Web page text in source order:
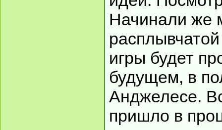
Начинали же
игры будет
будущем, в
Анджелесе.
пришло в